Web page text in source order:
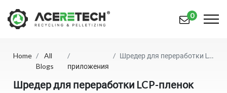
Продукция
Приложения
0
Home
All
Blogs
приложения
Шредер для переработки LCP-пленок
Шредер для переработки LCP-пленок